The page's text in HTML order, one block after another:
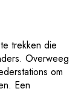
trekken die
Overweeg
om
Een